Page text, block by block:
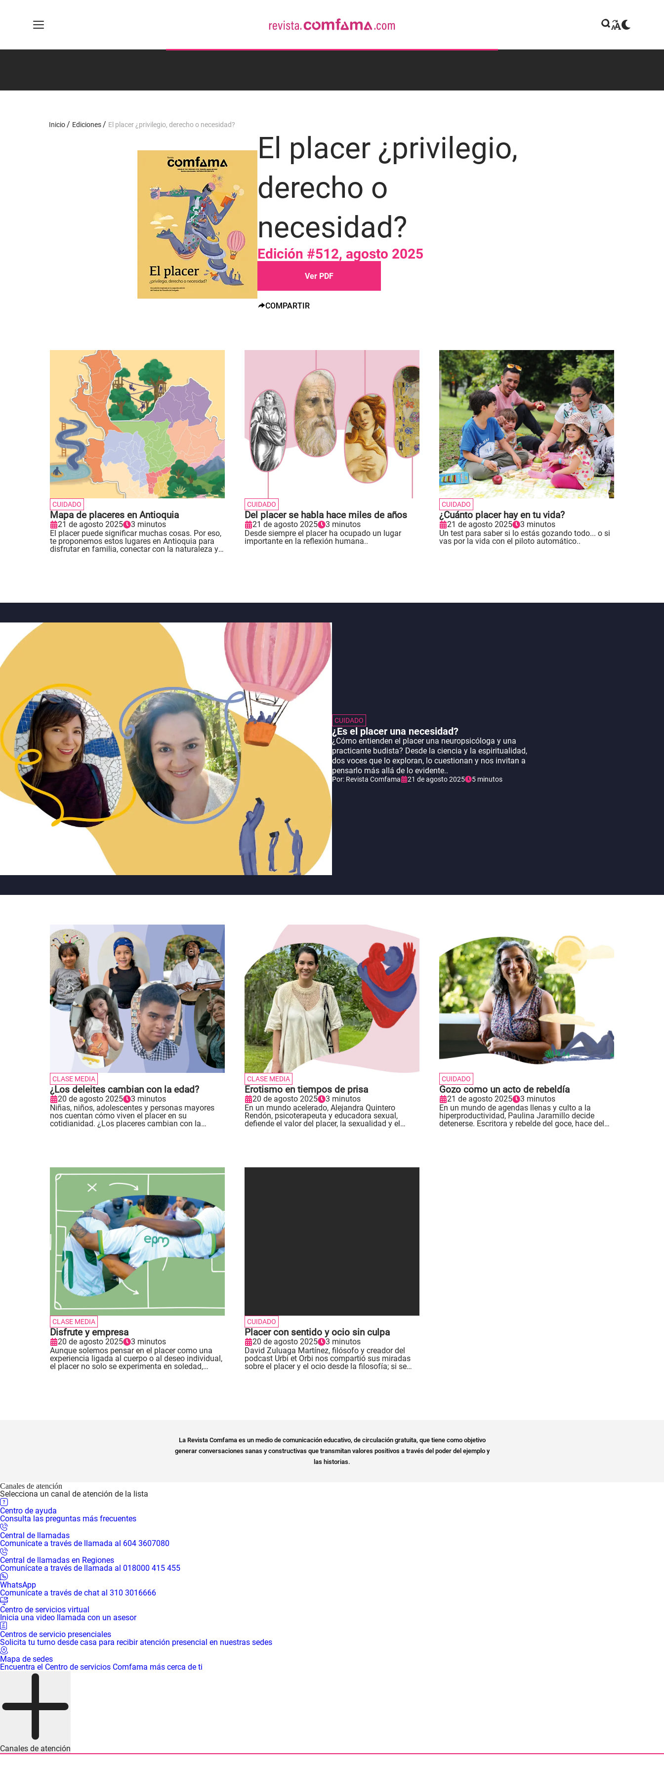
Inicio Ediciones El placer ¿privilegio, derecho o necesidad?
El placer ¿privilegio,
derecho o
necesidad?
Edición #512, agosto 2025
Ver PDF
COMPARTIR
CUIDADO
Mapa de placeres en Antioquia
21 de agosto 2025
3 minutos
El placer puede significar muchas cosas. Por eso,
te proponemos estos lugares en Antioquia para
disfrutar en familia, conectar con la naturaleza y
CUIDADO
Del placer se habla hace miles de años
21 de agosto 2025
3 minutos
Desde siempre el placer ha ocupado un lugar
importante en la reflexión humana..
CUIDADO
¿Cuánto placer hay en tu vida?
21 de agosto 2025
3 minutos
Un test para saber si lo estás gozando todo... o si
vas por la vida con el piloto automático..
CUIDADO
¿Es el placer una necesidad?
¿Cómo entienden el placer una neuropsicóloga y una
practicante budista? Desde la ciencia y la espiritualidad,
dos voces que lo exploran, lo cuestionan y nos invitan a
pensarlo más allá de lo evidente..
Por: Revista Comfama 21 de agosto 2025 5 minutos
CLASE MEDIA
¿Los deleites cambian con la edad?
20 de agosto 2025
3 minutos
Niñas, niños, adolescentes y personas mayores
nos cuentan cómo viven el placer en su
cotidianidad. ¿Los placeres cambian con la
CLASE MEDIA
Erotismo en tiempos de prisa
20 de agosto 2025
3 minutos
En un mundo acelerado, Alejandra Quintero
Rendón, psicoterapeuta y educadora sexual,
defiende el valor del placer, la sexualidad y el
CUIDADO
Gozo como un acto de rebeldía
21 de agosto 2025
3 minutos
En un mundo de agendas llenas y culto a la
hiperproductividad, Paulina Jaramillo decide
detenerse. Escritora y rebelde del goce, hace del
CLASE MEDIA
Disfrute y empresa
20 de agosto 2025
3 minutos
Aunque solemos pensar en el placer como una
experiencia ligada al cuerpo o al deseo individual,
el placer no solo se experimenta en soledad,
CUIDADO
Placer con sentido y ocio sin culpa
20 de agosto 2025
3 minutos
David Zuluaga Martínez, filósofo y creador del
podcast Urbi et Orbi nos compartió sus miradas
sobre el placer y el ocio desde la filosofía; si se
La Revista Comfama es un medio de comunicación educativo, de circulación gratuita, que tiene como objetivo
generar conversaciones sanas y constructivas que transmitan valores positivos a través del poder del ejemplo y
las historias.
Canales de atención
Selecciona un canal de atención de la lista
Centro de ayuda
Consulta las preguntas más frecuentes
Central de llamadas
Comunícate a través de llamada al 604 3607080
Central de llamadas en Regiones
Comunícate a través de llamada al 018000 415 455
WhatsApp
Comunícate a través de chat al 310 3016666
Centro de servicios virtual
Inicia una video llamada con un asesor
Centros de servicio presenciales
Solicita tu turno desde casa para recibir atención presencial en nuestras sedes
Mapa de sedes
Encuentra el Centro de servicios Comfama más cerca de ti
Canales de atención